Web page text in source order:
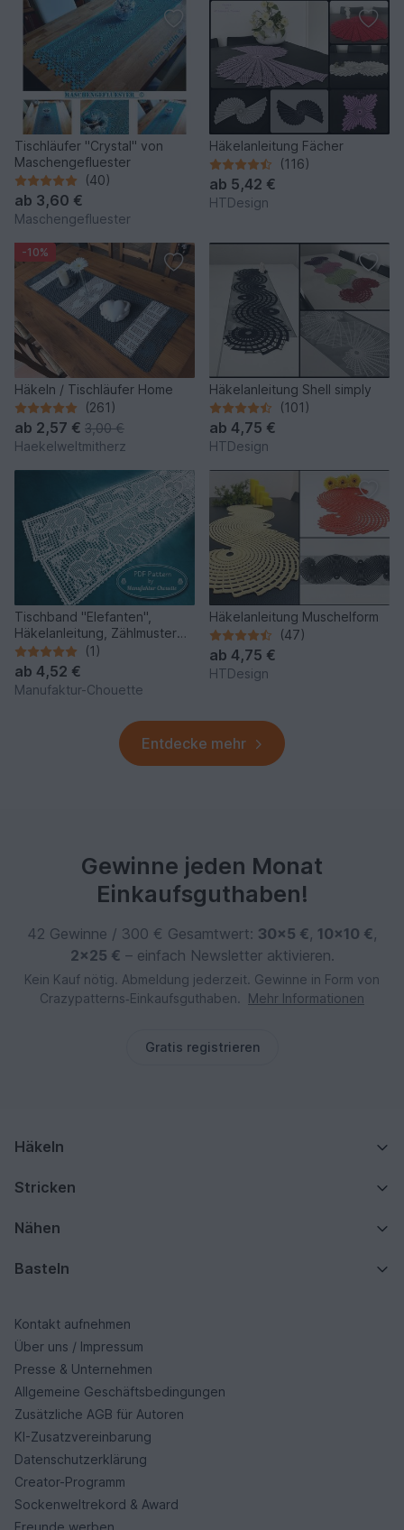
Tischläufer "Crystal" von
Maschengefluester
(40)
ab 3,60 €
Maschengefluester
Häkelanleitung Fächer
(116)
ab 5,42 €
HTDesign
-10%
Häkeln / Tischläufer Home
(261)
ab 2,57 € 3,00 €
Haekelweltmitherz
Häkelanleitung Shell simply
(101)
ab 4,75 €
HTDesign
Tischband "Elefanten",
Häkelanleitung, Zählmuster
mit Rapport, Filethäkelei
(1)
ab 4,52 €
Manufaktur-Chouette
Häkelanleitung Muschelform
(47)
ab 4,75 €
HTDesign
Entdecke mehr
Gewinne jeden Monat
Einkaufsguthaben!
42 Gewinne / 300 € Gesamtwert: 30×5 €, 10×10 €,
2×25 € – einfach Newsletter aktivieren.
Kein Kauf nötig. Abmeldung jederzeit. Gewinne in Form von
Crazypatterns‑Einkaufsguthaben.
Mehr Informationen
Gratis registrieren
Häkeln
Stricken
Nähen
Basteln
Kontakt aufnehmen
Über uns / Impressum
Presse & Unternehmen
Allgemeine Geschäftsbedingungen
Zusätzliche AGB für Autoren
KI-Zusatzvereinbarung
Datenschutzerklärung
Creator-Programm
Sockenweltrekord & Award